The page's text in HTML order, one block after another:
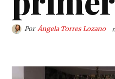
Por Ángela Torres Lozano